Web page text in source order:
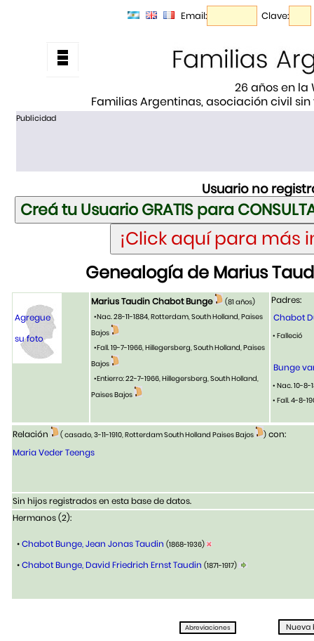
Email: Clave:
26 años en la
Familias Argentinas, asociación civil
Publicidad
Usuario no
Genealogía de Marius
Agregue
su foto
Marius Taudin Chabot Bunge
(81 años)
•Nac. 28-11-1884, Rotterdam, South Holland, Paises
Bajos
•Fall. 19-7-1966, Hillegersberg, South Holland, Paises
Bajos
•Entierro: 22-7-1966, Hillegersberg, South Holland,
Paises Bajos
Padres:
Chabot
• Falleció
Bunge
• Nac. 10-
• Fall. 4-8-
Relación ( casado, 3-11-1910, Rotterdam South Holland Paises Bajos ) con:
Maria Veder Teengs
Sin hijos registrados en esta base de datos.
Hermanos (2):
•Chabot Bunge, Jean Jonas Taudin (1868-1936)
•Chabot Bunge, David Friedrich Ernst Taudin (1871-1917)